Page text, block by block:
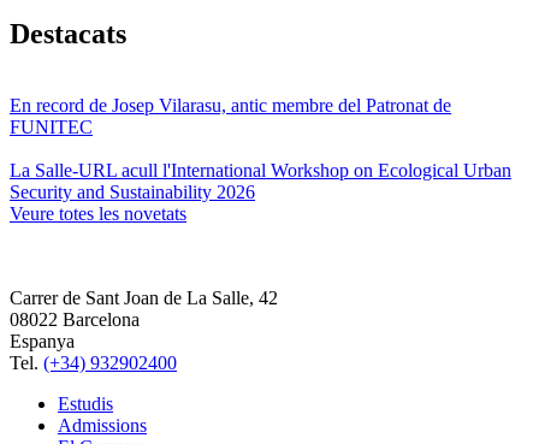
Destacats
En record de Josep Vilarasu, antic membre del Patronat de
FUNITEC
La Salle-URL acull l'International Workshop on Ecological Urban
Security and Sustainability 2026
Veure totes les novetats
Carrer de Sant Joan de La Salle, 42
08022 Barcelona
Espanya
Tel. (+34) 932902400
Estudis
Admissions